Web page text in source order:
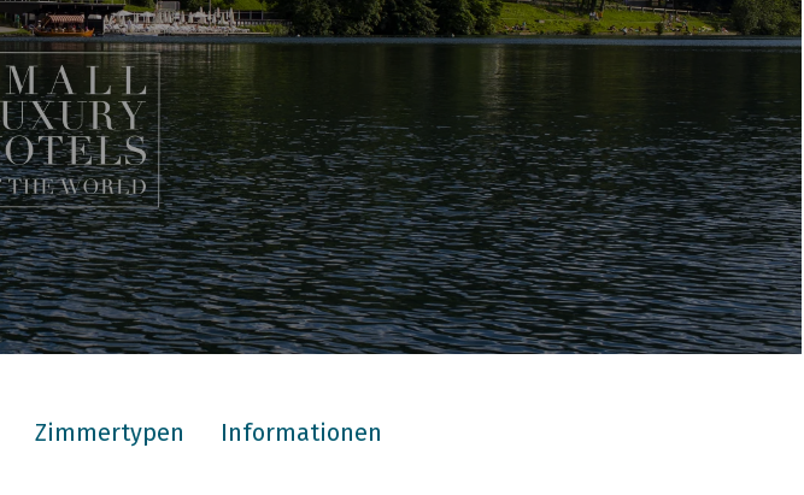
Zimmertypen Informationen